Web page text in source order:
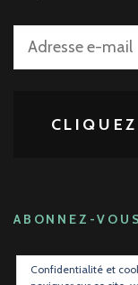
Adresse
ABONNEZ-
Confidentialité et